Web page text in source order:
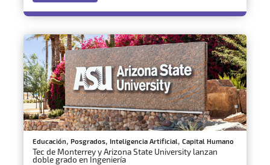
Educación, Posgrados, Inteligencia Artificial, Capital Humano
Tec de Monterrey y Arizona State University lanzan
doble grado en Ingeniería